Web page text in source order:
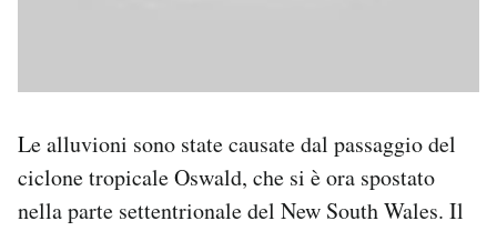
Le alluvioni sono state causate dal passaggio del
ciclone tropicale Oswald, che si è ora spostato
nella parte settentrionale del New South Wales. Il